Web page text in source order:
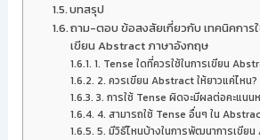
บทสรุป
ถาม-ตอบ ข้อสงสัยเกี่ยวกับ เทคนิคการ
เขียน Abstract ภาษาอังกฤษ
1. Tense ใดที่ควรใช้ในการเขียน
2. ควรเขียน Abstract ให้ยาวแค่ไหน?
3. การใช้ Tense ผิดจะมีผลต่อคะแนน
4. สามารถใช้ Tense อื่นๆ ใน
5. มีวิธีไหนบ้างในการพัฒนาการเขีย